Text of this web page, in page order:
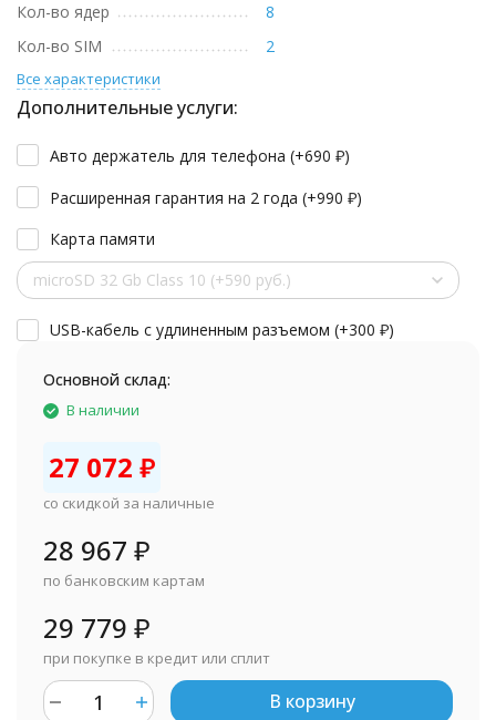
Кол-во ядер
8
Кол-во SIM
2
Все характеристики
Дополнительные услуги:
Авто держатель для телефона (+690 ₽)
Расширенная гарантия на 2 года (+990 ₽)
Карта памяти
microSD 32 Gb Class 10 (+590 руб.)
USB-кабель с удлиненным разъемом (+300 ₽)
Основной склад:
В наличии
27 072 ₽
со скидкой за наличные
28 967 ₽
по банковским картам
29 779 ₽
при покупке в кредит или сплит
В корзину